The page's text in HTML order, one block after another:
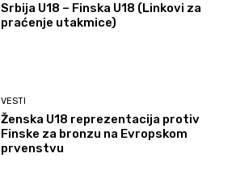
Srbija U18 – Finska U18 (Linkovi za
praćenje utakmice)
VESTI
Ženska U18 reprezentacija protiv
Finske za bronzu na Evropskom
prvenstvu